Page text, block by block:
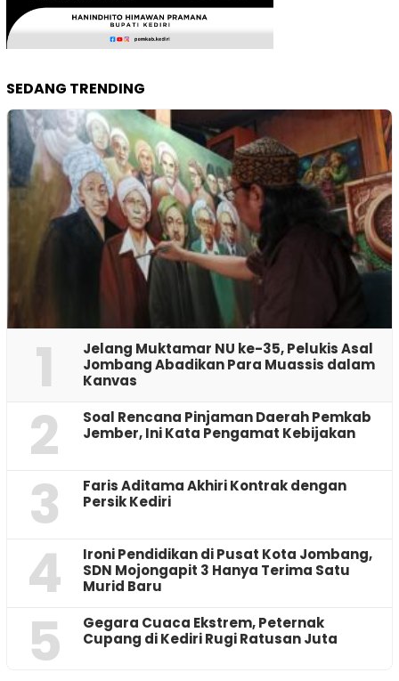
SEDANG TRENDING
1
Jelang Muktamar NU ke-35, Pelukis Asal
Jombang Abadikan Para Muassis dalam
Kanvas
2
‎Soal Rencana Pinjaman Daerah Pemkab
Jember, Ini Kata Pengamat Kebijakan ‎
3
Faris Aditama Akhiri Kontrak dengan
Persik Kediri
4
Ironi Pendidikan di Pusat Kota Jombang,
SDN Mojongapit 3 Hanya Terima Satu
Murid Baru
5
‎Gegara Cuaca Ekstrem, Peternak
Cupang di Kediri Rugi Ratusan Juta